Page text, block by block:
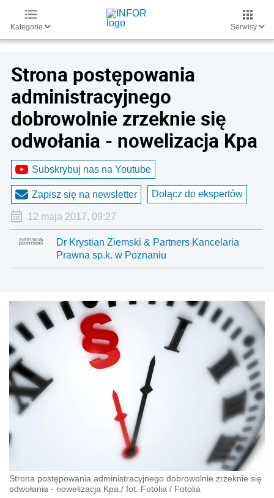
Kategorie Serwisy
Strona postępowania
administracyjnego
dobrowolnie zrzeknie się
odwołania - nowelizacja Kpa
Subskrybuj nas na Youtube
Zapisz się na newsletter Dołącz do ekspertów
12 maja 2017, 09:27
Dr Krystian Ziemski & Partners Kancelaria
Prawna sp.k. w Poznaniu
Strona postępowania administracyjnego dobrowolnie zrzeknie się
odwołania - nowelizacja Kpa./ fot. Fotolia / Fotolia